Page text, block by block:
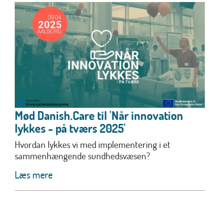
Mød Danish.Care til 'Når innovation
lykkes - på tværs 2025'
Hvordan lykkes vi med implementering i et
sammenhængende sundhedsvæsen?
Læs mere